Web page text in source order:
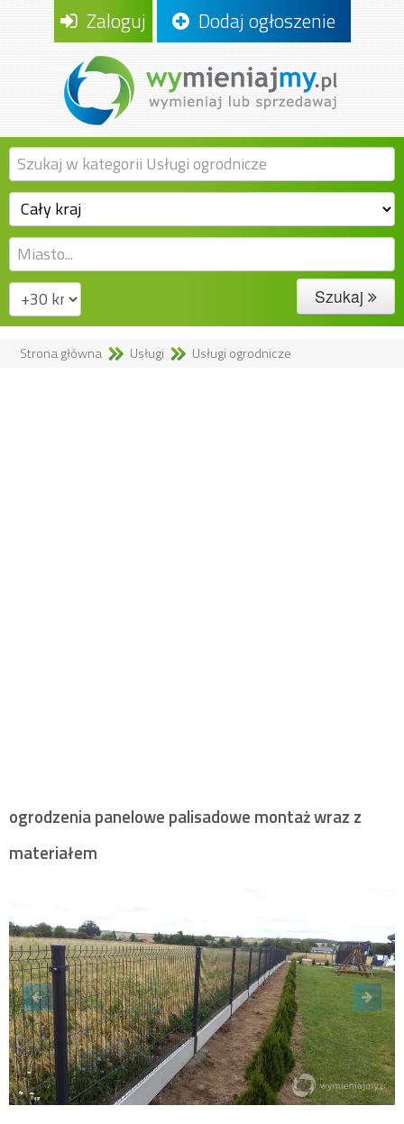
Zaloguj Dodaj ogłoszenie
Szukaj
Strona główna Usługi Usługi ogrodnicze
ogrodzenia panelowe palisadowe montaż wraz z
materiałem